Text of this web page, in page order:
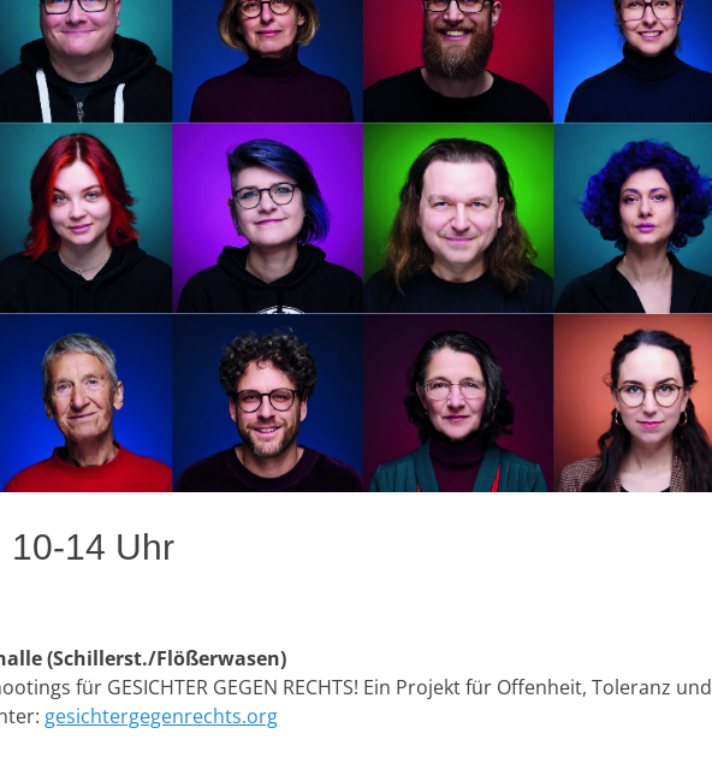
10-14 Uhr
(Schillerst./Flößerwasen)
für GESICHTER GEGEN RECHTS! Ein Projekt für Offenheit, Toleranz und
gesichtergegenrechts.org